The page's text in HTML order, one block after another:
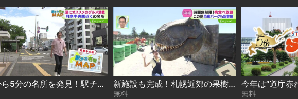
駅から5分の名所を発見！駅チカ名所MAP〜月寒中央駅 2026-08-05 新施設も完成！札幌近郊の果樹園で甘〜い桃狩り 2026-08-05
無料 無料